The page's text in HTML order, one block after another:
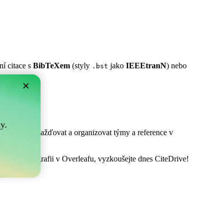
citace s BibTeXem (styly .bst jako IEEEtranN) nebo
shromažďovat a organizovat týmy a reference v
bibliografii v Overleafu, vyzkoušejte dnes CiteDrive!
×